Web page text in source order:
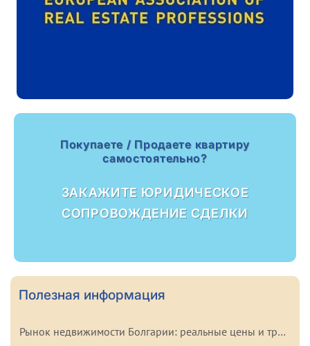
Покупаете / Продаете квартиру
самостоятельно?
ЗАКАЖИТЕ ЮРИДИЧЕСКОЕ
СОПРОВОЖДЕНИЕ СДЕЛКИ
Полезная информация
Рынок недвижимости Болгарии: реальные цены и тренды начала 2026 года